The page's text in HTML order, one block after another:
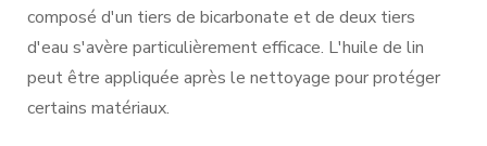
composé d'un tiers de bicarbonate et de deux tiers
d'eau s'avère particulièrement efficace. L'huile de lin
peut être appliquée après le nettoyage pour protéger
certains matériaux.